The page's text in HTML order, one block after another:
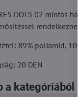
DOTS 02 mintás
rendelkeznek.
89% poliamid,
20 DEN
a kategóriából